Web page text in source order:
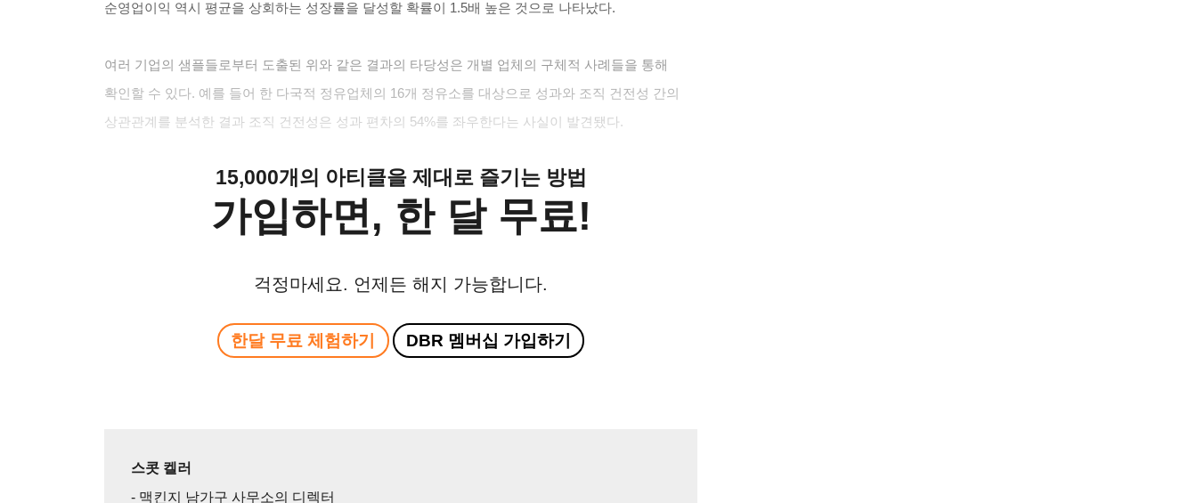
순영업이익 역시 평균을 상회하는 성장률을 달성할 확률이 1.5배 높은 것으로 나타났다.
여러 기업의 샘플들로부터 도출된 위와 같은 결과의 타당성은 개별 업체의 구체적 사례들을 통해
확인할 수 있다. 예를 들어 한 다국적 정유업체의 16개 정유소를 대상으로 성과와 조직 건전성 간의
상관관계를 분석한 결과 조직 건전성은 성과 편차의 54%를 좌우한다는 사실이 발견됐다.
15,000개의 아티클을 제대로 즐기는 방법
가입하면, 한 달 무료!
걱정마세요. 언제든 해지 가능합니다.
한달 무료 체험하기 DBR 멤버십 가입하기
스콧 켈러
- 맥킨지 남가구 사무소의 디렉터